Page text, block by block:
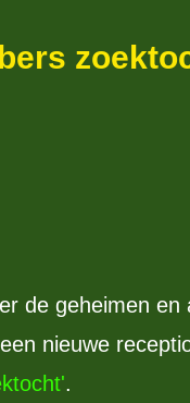
de geheimen
nieuwe
.